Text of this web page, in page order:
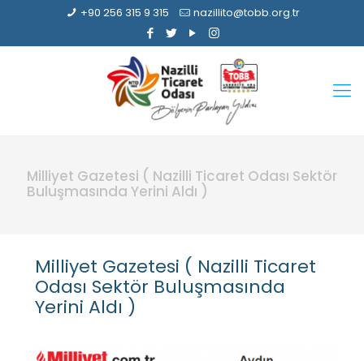
+90 256 315 9 315 nazillito@tobb.org.tr
Milliyet Gazetesi ( Nazilli Ticaret Odası Sektör
Buluşmasında Yerini Aldı )
Milliyet Gazetesi ( Nazilli Ticaret
Odası Sektör Buluşmasında
Yerini Aldı )